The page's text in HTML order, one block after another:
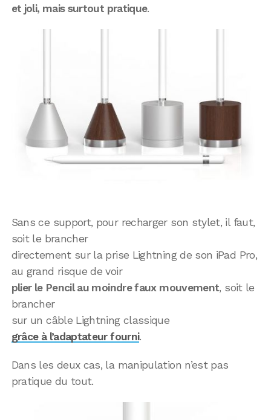
et joli, mais surtout pratique.
Sans ce support, pour recharger son stylet, il faut,
soit le brancher
directement sur la prise Lightning de son iPad Pro,
au grand risque de voir
plier le Pencil au moindre faux mouvement, soit le
brancher
sur un câble Lightning classique
grâce à l’adaptateur fourni.
Dans les deux cas, la manipulation n’est pas
pratique du tout.